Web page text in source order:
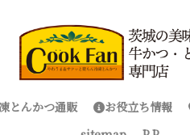
とんかつ通販 お役立ち情報